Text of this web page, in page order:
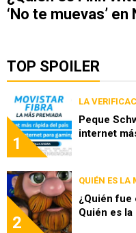
‘No te muevas’
TOP SPOILER
1
LA
Peque
internet
2
QUIÉN ES LA
¿Quién fue
Quién es la